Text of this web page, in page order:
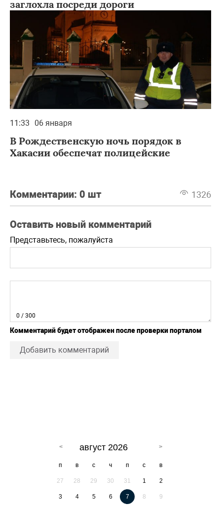
заглохла посреди дороги
11:33 06 января
В Рождественскую ночь порядок в
Хакасии обеспечат полицейские
Комментарии: 0 шт 1326
Оставить новый комментарий
Представьтесь, пожалуйста
0 / 300
Комментарий будет отображен после проверки порталом
Добавить комментарий
август 2026
п в с ч п с в
27 28 29 30 31 1 2
3 4 5 6 7 8 9